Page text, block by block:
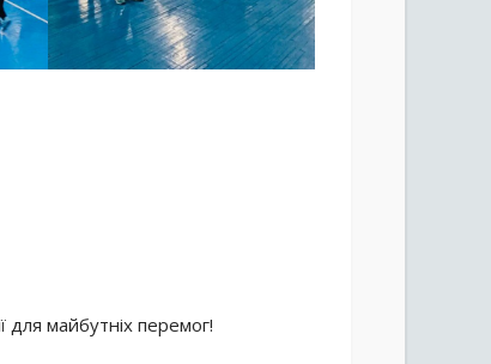
для майбутніх перемог!